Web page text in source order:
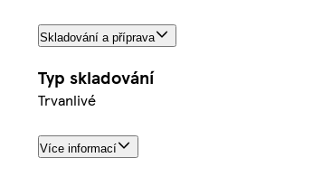
Skladování a příprava
Typ skladování
Trvanlivé
Více informací